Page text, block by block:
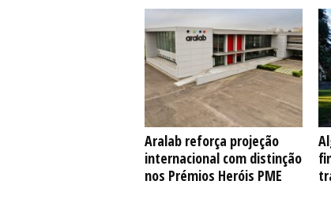
Aralab reforça projeção
internacional com distinção
nos Prémios Heróis PME